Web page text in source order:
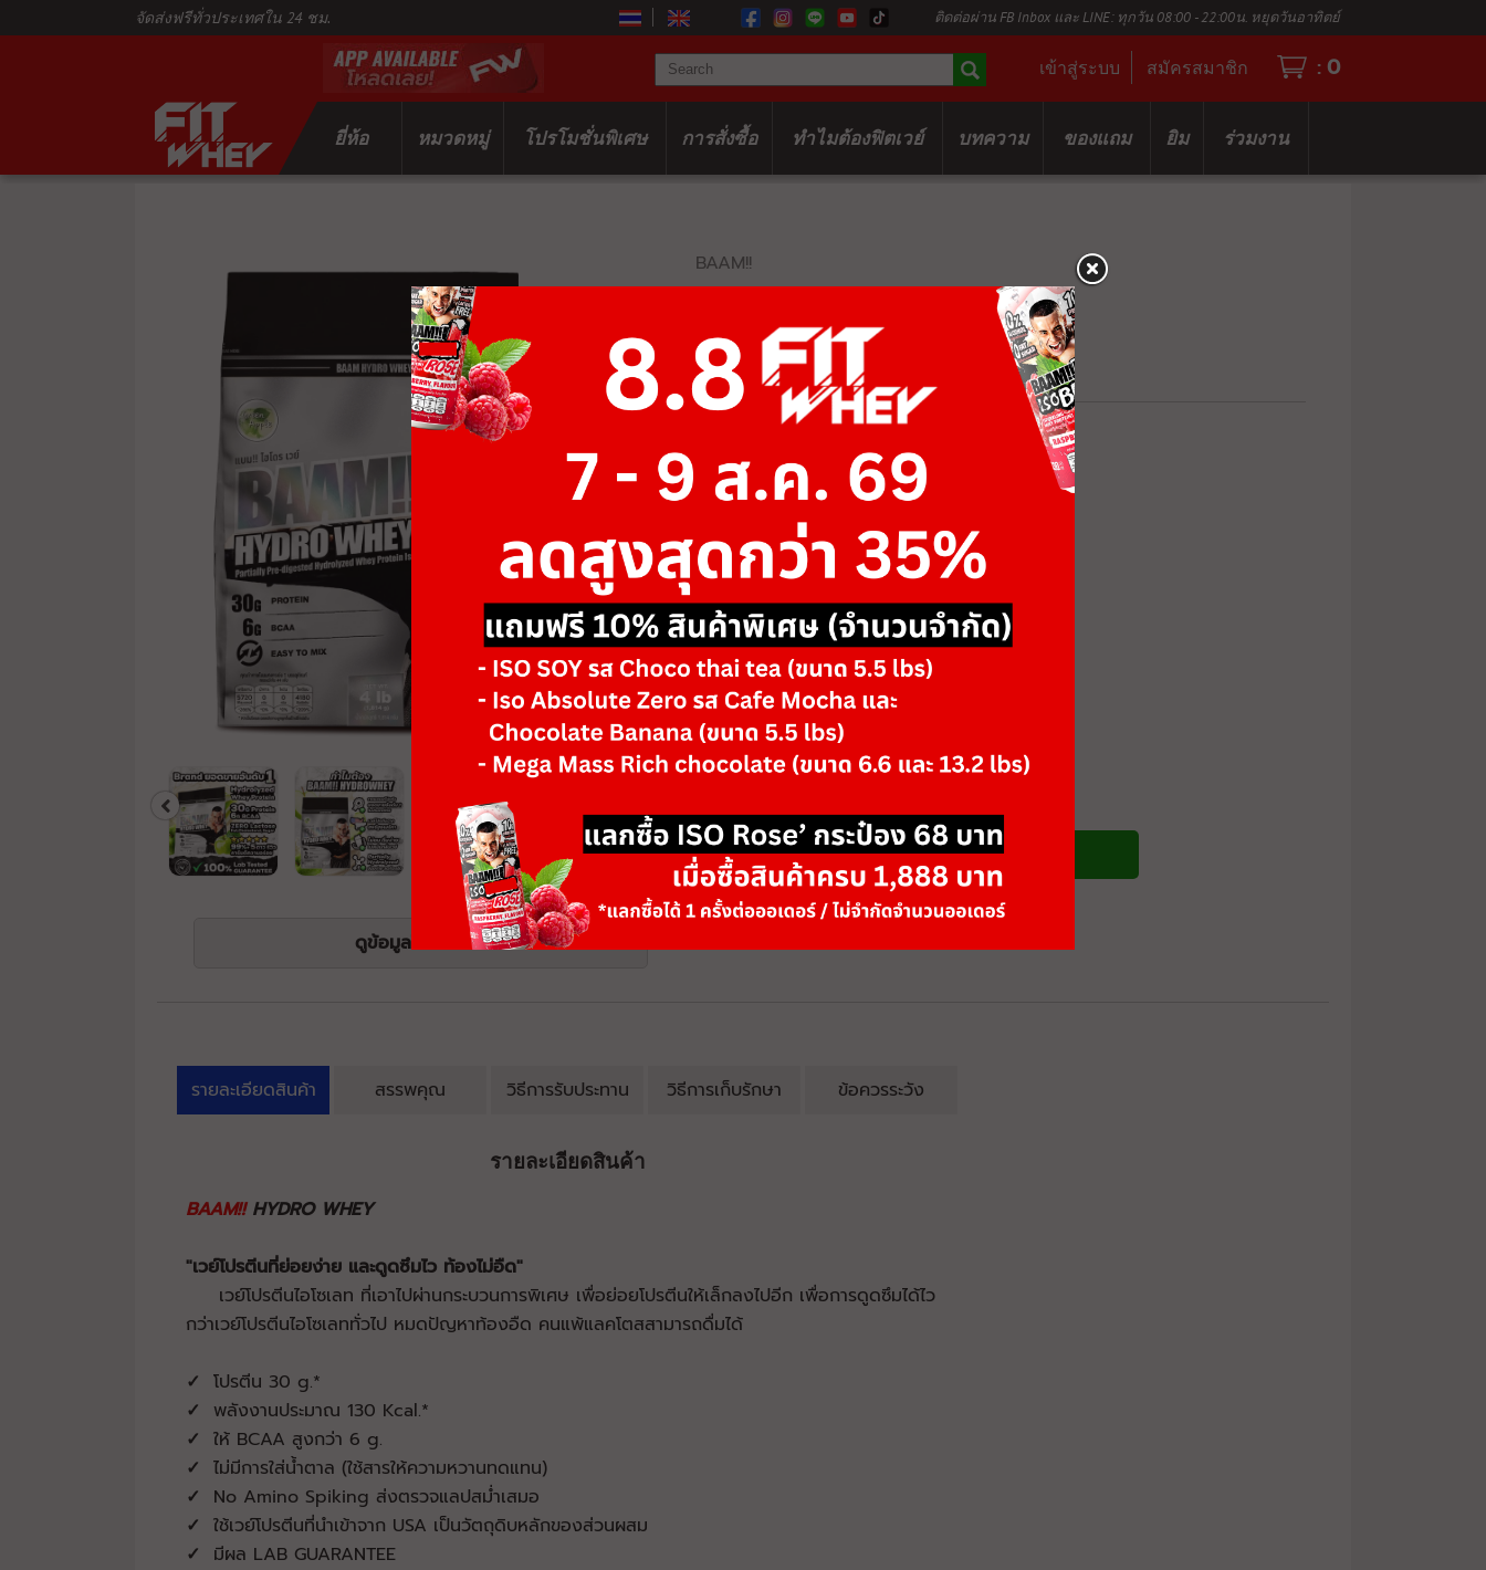
จัดส่งฟรีทั่วประเทศใน 24 ชม. ติดต่อผ่าน FB Inbox และ LINE: ทุกวัน 08:00 - 22:00น. หยุดวันอาทิตย์
เข้าสู่ระบบ สมัครสมาชิก : 0
ยี่ห้อ หมวดหมู่ โปรโมชั่นพิเศษ การสั่งซื้อ ทำไมต้องฟิตเวย์ บทความ ของแถม ยิม ร่วมงาน
ดูข้อมูลโภชนาการ
BAAM!!
HYDRO WHEY
฿1,875 ฿2,500
ขนาด 4 lb
รสชาติ/ตัวเลือก Green Apple
จำนวน
เพิ่มลงตะกร้า ซื้อสินค้า
รายละเอียดสินค้า สรรพคุณ วิธีการรับประทาน วิธีการเก็บรักษา ข้อควรระวัง
รายละเอียดสินค้า
BAAM!!HYDRO WHEY
"เวย์โปรตีนที่ย่อยง่าย และดูดซึมไว ท้องไม่อืด"
เวย์โปรตีนไอโซเลท ที่เอาไปผ่านกระบวนการพิเศษ เพื่อย่อยโปรตีนให้เล็กลงไปอีก เพื่อการดูดซึมได้ไว
กว่าเวย์โปรตีนไอโซเลททั่วไป หมดปัญหาท้องอืด คนแพ้แลคโตสสามารถดื่มได้
✓ โปรตีน 30 g.*
✓ พลังงานประมาณ 130 Kcal.*
✓ ให้ BCAA สูงกว่า 6 g.
✓ ไม่มีการใส่น้ำตาล (ใช้สารให้ความหวานทดแทน)
✓ No Amino Spiking ส่งตรวจแลปสม่ำเสมอ
✓ ใช้เวย์โปรตีนที่นำเข้าจาก USA เป็นวัตถุดิบหลักของส่วนผสม
✓ มีผล LAB GUARANTEE